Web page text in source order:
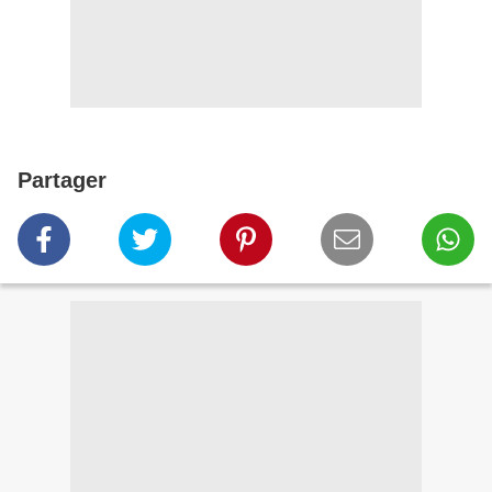
Partager